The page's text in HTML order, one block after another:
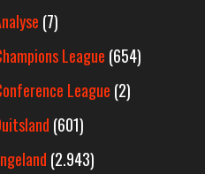
(7)
League (654)
League (2)
(601)
(2.943)